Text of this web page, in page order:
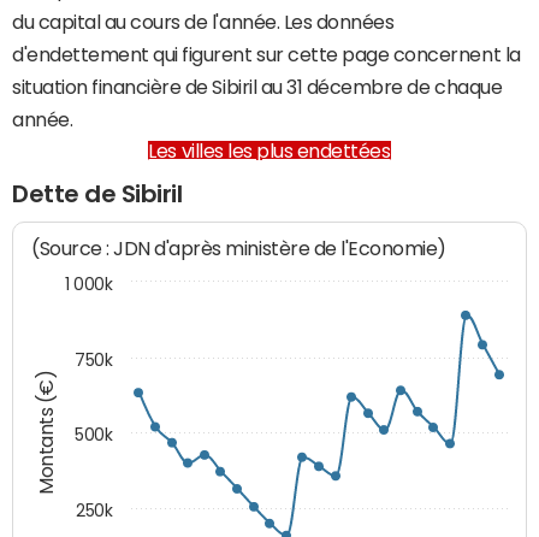
du capital au cours de l'année. Les données
d'endettement qui figurent sur cette page concernent la
situation financière de Sibiril au 31 décembre de chaque
année.
Les villes les plus endettées
Dette de Sibiril
Montants (€)
(Source : JDN d'après ministère de l'Economie)
1 000k
250k
500k
750k